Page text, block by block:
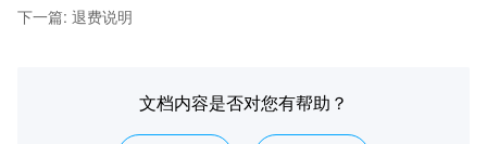
下一篇: 退费说明
文档内容是否对您有帮助？